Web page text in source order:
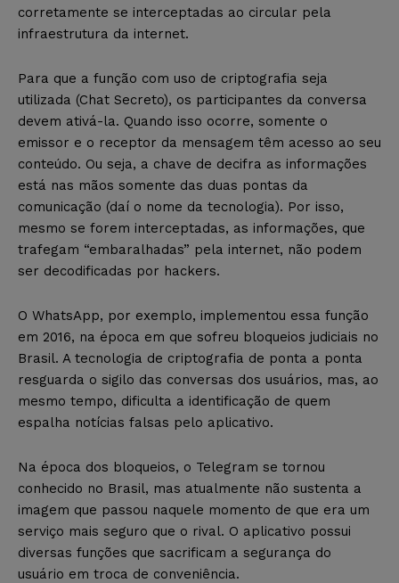
corretamente se interceptadas ao circular pela
infraestrutura da internet.
Para que a função com uso de criptografia seja
utilizada (Chat Secreto), os participantes da conversa
devem ativá-la. Quando isso ocorre, somente o
emissor e o receptor da mensagem têm acesso ao seu
conteúdo. Ou seja, a chave de decifra as informações
está nas mãos somente das duas pontas da
comunicação (daí o nome da tecnologia). Por isso,
mesmo se forem interceptadas, as informações, que
trafegam “embaralhadas” pela internet, não podem
ser decodificadas por hackers.
O WhatsApp, por exemplo, implementou essa função
em 2016, na época em que sofreu bloqueios judiciais no
Brasil. A tecnologia de criptografia de ponta a ponta
resguarda o sigilo das conversas dos usuários, mas, ao
mesmo tempo, dificulta a identificação de quem
espalha notícias falsas pelo aplicativo.
Na época dos bloqueios, o Telegram se tornou
conhecido no Brasil, mas atualmente não sustenta a
imagem que passou naquele momento de que era um
serviço mais seguro que o rival. O aplicativo possui
diversas funções que sacrificam a segurança do
usuário em troca de conveniência.